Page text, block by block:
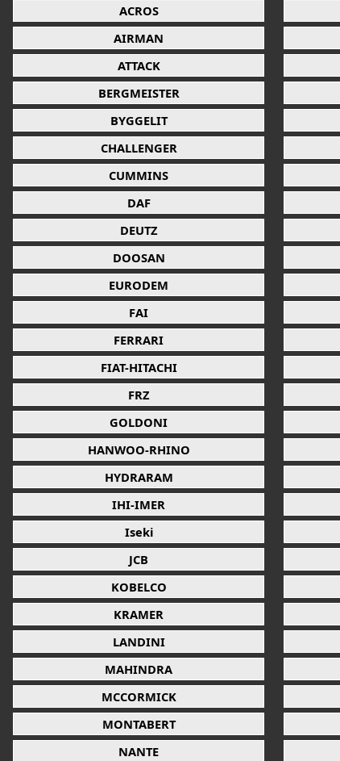
ACROS
AIRMAN
ATTACK
BERGMEISTER
BYGGELIT
CHALLENGER
CUMMINS
DAF
DEUTZ
DOOSAN
EURODEM
FAI
FERRARI
FIAT-HITACHI
FRZ
GOLDONI
HANWOO-RHINO
HYDRARAM
IHI-IMER
Iseki
JCB
KOBELCO
KRAMER
LANDINI
MAHINDRA
MCCORMICK
MONTABERT
NANTE